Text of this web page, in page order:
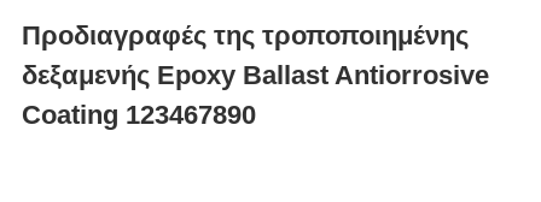
Προδιαγραφές της τροποποιημένης
δεξαμενής Epoxy Ballast Antiorrosive
Coating 123467890